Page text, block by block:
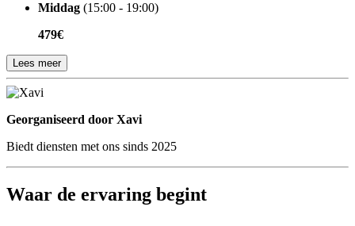
Middag (15:00 - 19:00)
479€
Lees meer
Georganiseerd door
Georganiseerd door Xavi
Biedt diensten met ons sinds 2025
Waar de ervaring begint